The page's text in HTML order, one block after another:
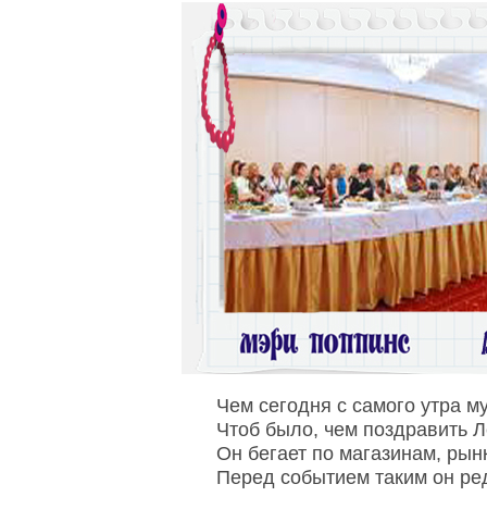
Чем сегодня с самого утра
Чтоб было, чем поздравить
Он бегает по магазинам,
Перед событием таким он